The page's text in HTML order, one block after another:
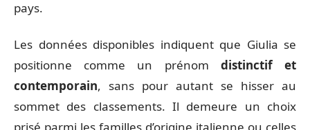
pays.
Les données disponibles indiquent que Giulia se
positionne comme un prénom distinctif et
contemporain, sans pour autant se hisser au
sommet des classements. Il demeure un choix
prisé parmi les familles d’origine italienne ou celles